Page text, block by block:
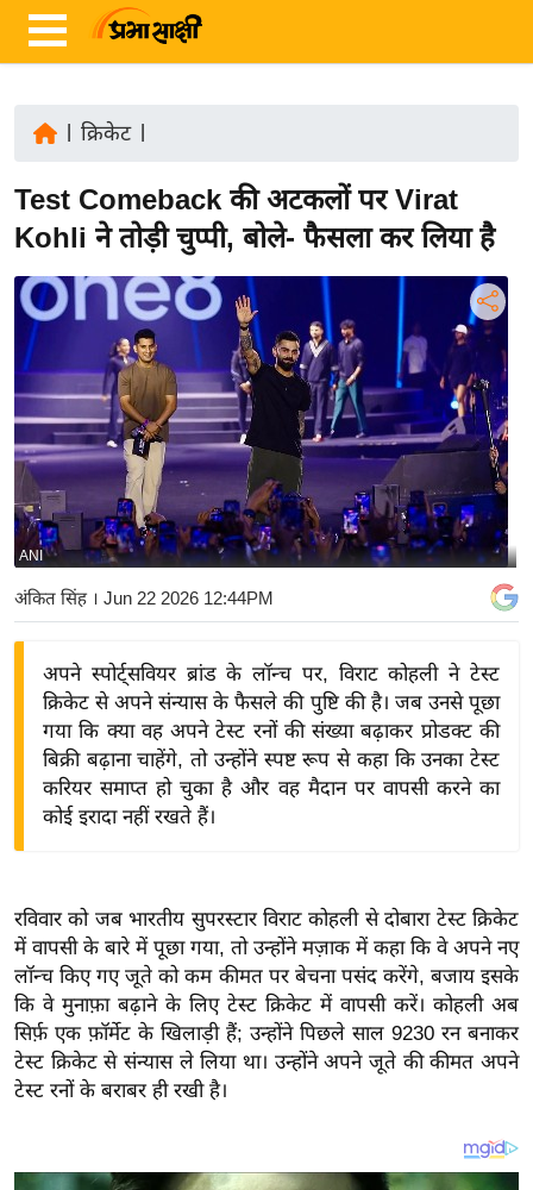
ज़ा
ख
र
रा
ष्ट्री
य
अं
त
र्रा
ष्ट्री
य
बि
ज़
द्यो
वि
शे
ष
ज्ञ
रा
य
ट
क्रिकेट|
Test Comeback की अटकलों पर Virat
Kohli ने तोड़ी चुप्पी, बोले- फैसला कर लिया है
ANI
अंकित सिंह। Jun 22 2026 12:44PM
अपने स्पोर्ट्सवियर ब्रांड के लॉन्च पर, विराट कोहली ने टेस्ट
क्रिकेट से अपने संन्यास के फैसले की पुष्टि की है। जब उनसे पूछा
गया कि क्या वह अपने टेस्ट रनों की संख्या बढ़ाकर प्रोडक्ट की
बिक्री बढ़ाना चाहेंगे, तो उन्होंने स्पष्ट रूप से कहा कि उनका टेस्ट
करियर समाप्त हो चुका है और वह मैदान पर वापसी करने का
कोई इरादा नहीं रखते हैं।
रविवार को जब भारतीय सुपरस्टार विराट कोहली से दोबारा टेस्ट क्रिकेट
में वापसी के बारे में पूछा गया, तो उन्होंने मज़ाक में कहा कि वे अपने नए
लॉन्च किए गए जूते को कम कीमत पर बेचना पसंद करेंगे, बजाय इसके
कि वे मुनाफ़ा बढ़ाने के लिए टेस्ट क्रिकेट में वापसी करें। कोहली अब
सिर्फ़ एक फ़ॉर्मेट के खिलाड़ी हैं; उन्होंने पिछले साल 9230 रन बनाकर
टेस्ट क्रिकेट से संन्यास ले लिया था। उन्होंने अपने जूते की कीमत अपने
टेस्ट रनों के बराबर ही रखी है।